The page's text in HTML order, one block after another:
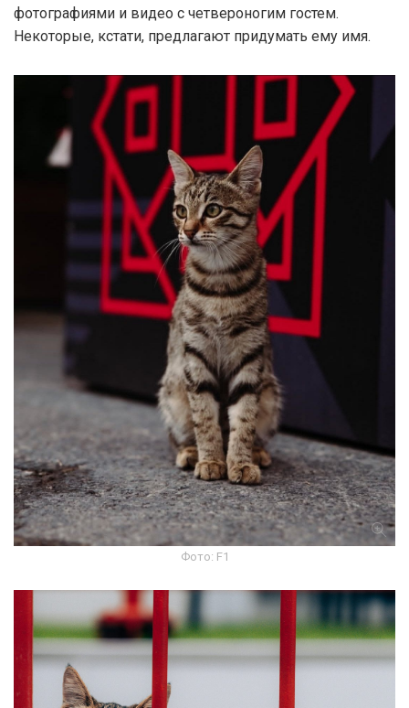
фотографиями и видео с четвероногим гостем.
Некоторые, кстати, предлагают придумать ему имя.
Фото: F1